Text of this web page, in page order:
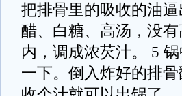
把排骨里的吸收的油
醋、白糖、高汤，没
内，调成浓芡汁。 5
一下。倒入炸好的排